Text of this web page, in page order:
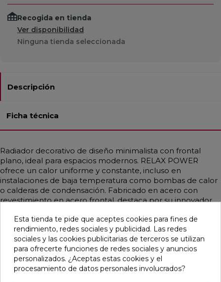
Recogida en tienda
Ver disponibilidad
Ninguna tienda seleccionada
Descripción
Ficha técnica
Radiador decorativo de diseño minimalista con frontal
plano, ideal para espacios modernos. RELAX POWER
ofrece un calor uniforme y constante, incluso en
instalaciones de baja temperatura como bombas de calor
o calderas de condensación. Fabricado en acero con
revestimiento en acero frontal, destaca por su innovador
instalación y mejora la estética. Se suministra con válvula
purgador manual, soportes a pared en el mismo color y
plantilla de instalación. Disponible en diferentes medidas,
con potencias que alcanzan hasta 1264 W (ΔT 50 °C).
Compatible únicamente con conexión inferior central
(entre ejes 50 mm). Posibilidad de acabado en blanco,
Esta tienda te pide que aceptes cookies para fines de
rendimiento, redes sociales y publicidad. Las redes
sociales y las cookies publicitarias de terceros se utilizan
para ofrecerte funciones de redes sociales y anuncios
personalizados. ¿Aceptas estas cookies y el
procesamiento de datos personales involucrados?